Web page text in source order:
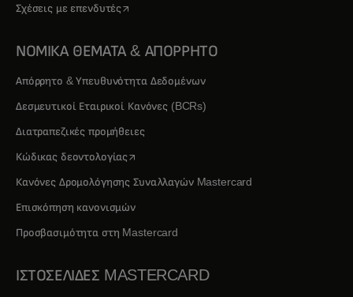
Σχέσεις με επενδυτέςopens in a new tab
ΝΟΜΙΚΑ ΘΕΜΑΤΑ & ΑΠΟΡΡΗΤΟ
Απόρρητο & Υπευθυνότητα Δεδομένων
Δεσμευτικοί Εταιρικοί Κανόνες (BCRs)
Διατραπεζικές προμήθειες
Κώδικας δεοντολογίαςopens in a new tab
Κανόνες Δρομολόγησης Συναλλαγών Mastercard
Επισκόπηση κανονισμών
Προσβασιμότητα στη Mastercard
ΙΣΤΟΣΕΛΙΔΕΣ MASTERCARD